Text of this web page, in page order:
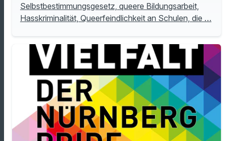
Selbstbestimmungsgesetz, queere Bildungsarbeit,
Hasskriminalität, Queerfeindlichkeit an Schulen, die …